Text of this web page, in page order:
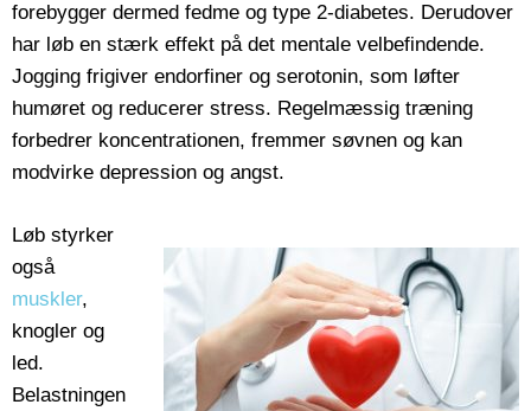
forebygger dermed fedme og type 2-diabetes. Derudover
har løb en stærk effekt på det mentale velbefindende.
Jogging frigiver endorfiner og serotonin, som løfter
humøret og reducerer stress. Regelmæssig træning
forbedrer koncentrationen, fremmer søvnen og kan
modvirke depression og angst.
Løb styrker
også
muskler,
knogler og
led.
Belastningen